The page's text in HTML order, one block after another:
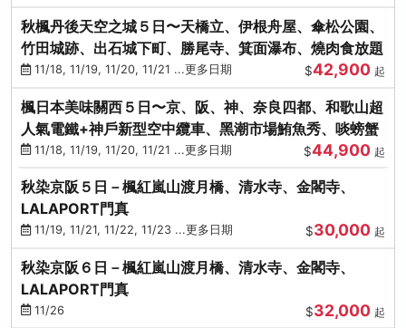
秋楓丹後天空之城５日〜天橋立、伊根舟屋、傘松公園、
竹田城跡、出石城下町、勝尾寺、箕面瀑布、燒肉食放題
11/18, 11/19, 11/20, 11/21 ...更多日期 $42,900 起
楓日本美味關西５日〜京、阪、神、奈良四都、和歌山超
人氣電鐵+神戶新型空中纜車、黑潮市場鮪魚秀、啖螃蟹
11/18, 11/19, 11/20, 11/21 ...更多日期 $44,900 起
秋染京阪５日－楓紅嵐山渡月橋、清水寺、金閣寺、
LALAPORT門真
11/19, 11/21, 11/22, 11/23 ...更多日期 $30,000 起
秋染京阪６日－楓紅嵐山渡月橋、清水寺、金閣寺、
LALAPORT門真
11/26 $32,000 起